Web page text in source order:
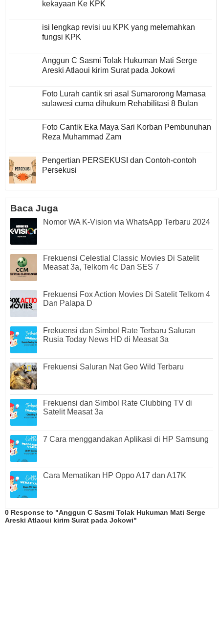
kekayaan Ke KPK
isi lengkap revisi uu KPK yang melemahkan
fungsi KPK
Anggun C Sasmi Tolak Hukuman Mati Serge
Areski Atlaoui kirim Surat pada Jokowi
Foto Lurah cantik sri asal Sumarorong Mamasa
sulawesi cuma dihukum Rehabilitasi 8 Bulan
Foto Cantik Eka Maya Sari Korban Pembunuhan
Reza Muhammad Zam
Pengertian PERSEKUSI dan Contoh-contoh
Persekusi
Baca Juga
Nomor WA K-Vision via WhatsApp Terbaru 2024
Frekuensi Celestial Classic Movies Di Satelit
Measat 3a, Telkom 4c Dan SES 7
Frekuensi Fox Action Movies Di Satelit Telkom 4
Dan Palapa D
Frekuensi dan Simbol Rate Terbaru Saluran
Rusia Today News HD di Measat 3a
Frekuensi Saluran Nat Geo Wild Terbaru
Frekuensi dan Simbol Rate Clubbing TV di
Satelit Measat 3a
7 Cara menggandakan Aplikasi di HP Samsung
Cara Mematikan HP Oppo A17 dan A17K
0 Response to "Anggun C Sasmi Tolak Hukuman Mati Serge
Areski Atlaoui kirim Surat pada Jokowi"